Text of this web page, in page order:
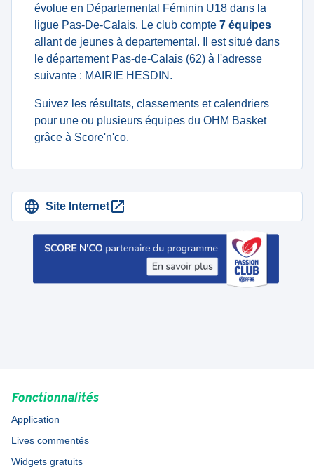
évolue en Départemental Féminin U18 dans la
ligue Pas-De-Calais. Le club compte 7 équipes
allant de jeunes à departemental. Il est situé dans
le département Pas-de-Calais (62) à l'adresse
suivante : MAIRIE HESDIN.
Suivez les résultats, classements et calendriers
pour une ou plusieurs équipes du OHM Basket
grâce à Score'n'co.
Site Internet
Fonctionnalités
Application
Lives commentés
Widgets gratuits